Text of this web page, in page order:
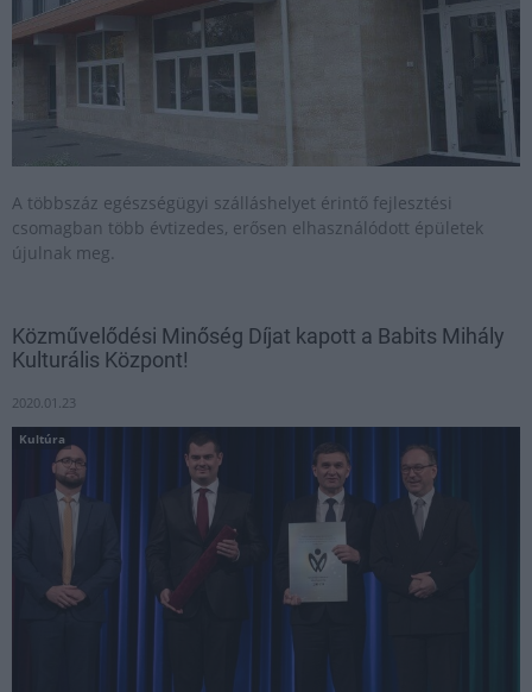
A többszáz egészségügyi szálláshelyet érintő fejlesztési
csomagban több évtizedes, erősen elhasználódott épületek
újulnak meg.
Közművelődési Minőség Díjat kapott a Babits Mihály
Kulturális Központ!
2020.01.23
Kultúra